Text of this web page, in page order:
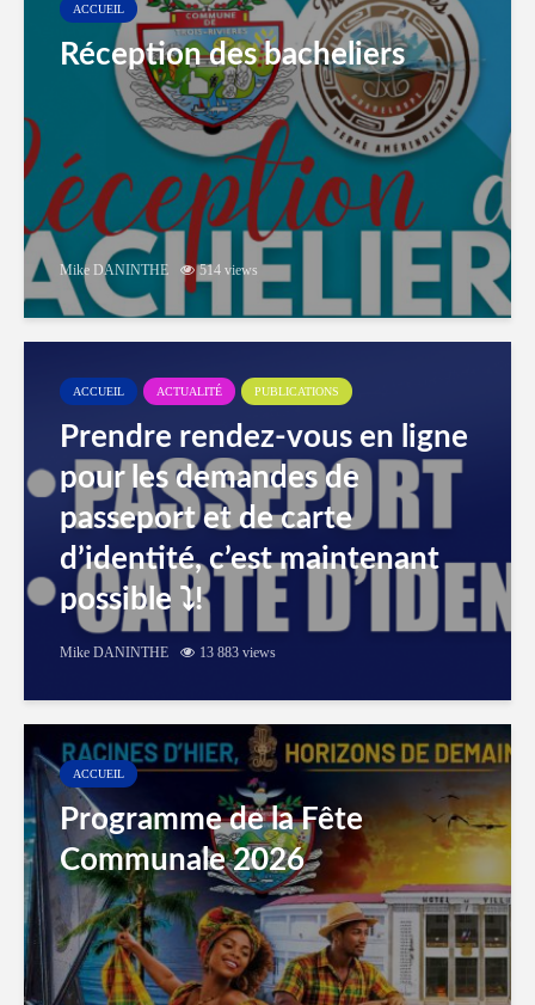
ACCUEIL
Réception des bacheliers
Mike DANINTHE 514 views
ACCUEIL ACTUALITÉ PUBLICATIONS
Prendre rendez-vous en ligne
pour les demandes de
passeport et de carte
d’identité, c’est maintenant
possible ⤵️!
Mike DANINTHE 13 883 views
ACCUEIL
Programme de la Fête
Communale 2026